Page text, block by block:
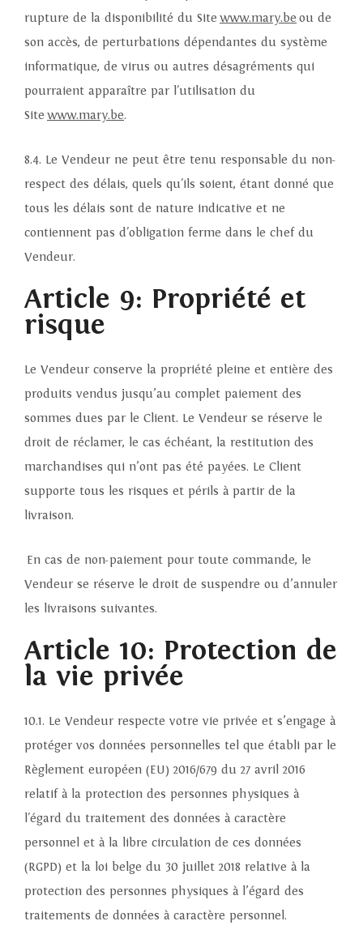
Les cadeaux d'affaires
rupture de la disponibilité du Site www.mary.be ou de
son accès, de perturbations dépendantes du système
informatique, de virus ou autres désagréments qui
pourraient apparaître par l'utilisation du
Site www.mary.be.
8.4. Le Vendeur ne peut être tenu responsable du non-
respect des délais, quels qu'ils soient, étant donné que
tous les délais sont de nature indicative et ne
contiennent pas d'obligation ferme dans le chef du
Vendeur.
Article 9: Propriété et
risque
Le Vendeur conserve la propriété pleine et entière des
produits vendus jusqu’au complet paiement des
sommes dues par le Client. Le Vendeur se réserve le
droit de réclamer, le cas échéant, la restitution des
marchandises qui n’ont pas été payées. Le Client
supporte tous les risques et périls à partir de la
livraison.
En cas de non-paiement pour toute commande, le
Vendeur se réserve le droit de suspendre ou d’annuler
les livraisons suivantes.
Article 10: Protection de
la vie privée
10.1. Le Vendeur respecte votre vie privée et s’engage à
protéger vos données personnelles tel que établi par le
Règlement européen (EU) 2016/679 du 27 avril 2016
relatif à la protection des personnes physiques à
l'égard du traitement des données à caractère
personnel et à la libre circulation de ces données
(RGPD) et la loi belge du 30 juillet 2018 relative à la
protection des personnes physiques à l’égard des
traitements de données à caractère personnel.